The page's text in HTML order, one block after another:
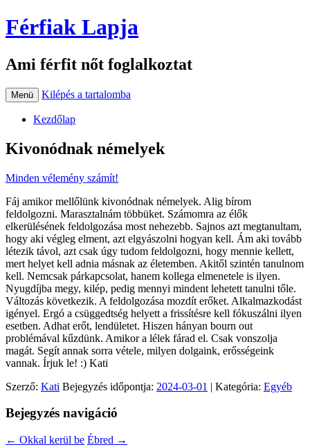
Férfiak Lapja
Ami férfit nőt foglalkoztat
Menü Kilépés a tartalomba
Kezdőlap
Kivonódnak némelyek
Minden vélemény számít!
Fáj amikor mellőlünk kivonódnak némelyek. Alig bírom
feldolgozni. Marasztalnám többüket. Számomra az élők
elkerülésének feldolgozása most nehezebb. Sajnos azt megtanultam,
hogy aki végleg elment, azt elgyászolni hogyan kell. Ám aki tovább
létezik távol, azt csak úgy tudom feldolgozni, hogy mennie kellett,
mert helyet kell adnia másnak az életemben. Akitől szintén tanulnom
kell. Nemcsak párkapcsolat, hanem kollega elmenetele is ilyen.
Nyugdíjba megy, kilép, pedig mennyi mindent lehetett tanulni tőle.
Változás következik. A feldolgozása mozdít erőket. Alkalmazkodást
igényel. Ergó a csüggedtség helyett a frissítésre kell fókuszálni ilyen
esetben. Adhat erőt, lendületet. Hiszen hányan bourn out
problémával kűzdünk. Amikor a lélek fárad el. Csak vonszolja
magát. Segít annak sorra vétele, milyen dolgaink, erősségeink
vannak. Írjuk le! :) Kati
Szerző: Kati Bejegyzés időpontja: 2024-03-01 | Kategória: Egyéb
Bejegyzés navigáció
← Okkal kerül be Ébred →